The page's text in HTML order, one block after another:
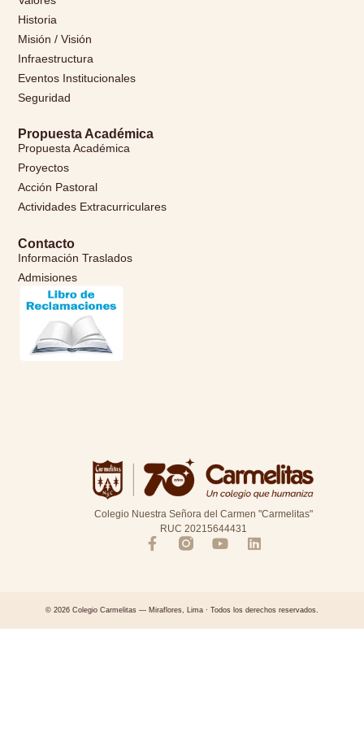
Colegio Nuestra Señora del Carmen "Carmelitas"
RUC 20215644431
Historia
Misión / Visión
Infraestructura
Eventos Institucionales
Seguridad
Propuesta Académica
Propuesta Académica
Proyectos
Acción Pastoral
Actividades Extracurriculares
Contacto
Información Traslados
Admisiones
© 2026 Colegio Carmelitas — Miraflores, Lima · Todos los derechos reservados.